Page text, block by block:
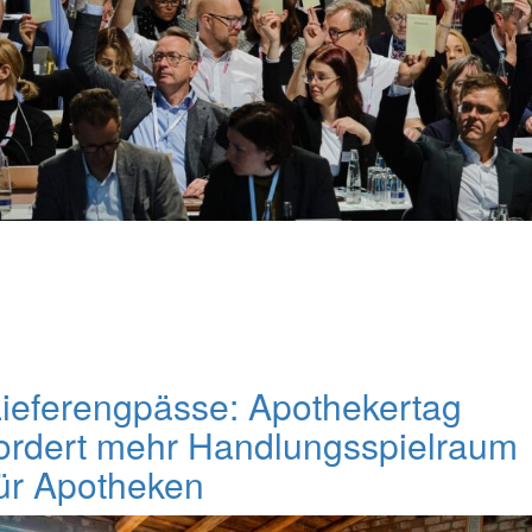
Apothekertag
mehr Handlungsspielraum
Apotheken